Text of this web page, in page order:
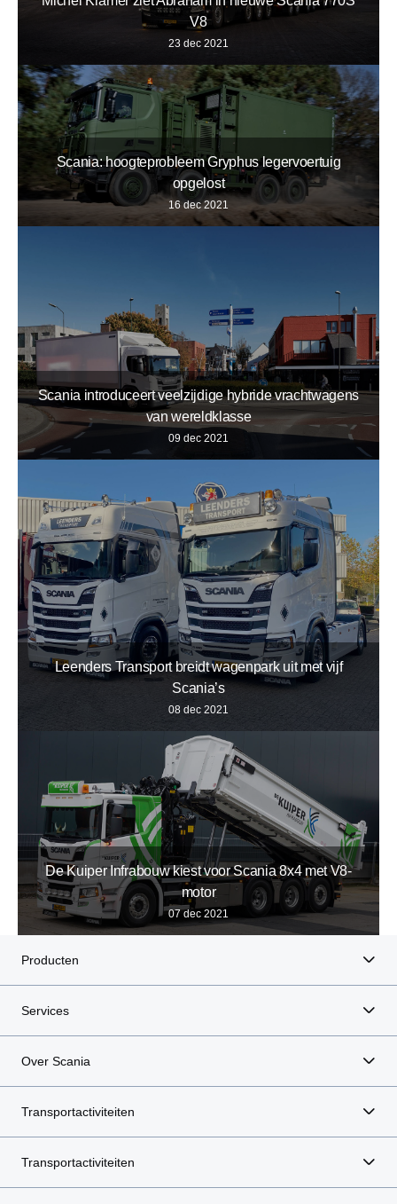
V8
23 dec 2021
Scania: hoogteprobleem Gryphus legervoertuig
opgelost
16 dec 2021
Scania introduceert veelzijdige hybride vrachtwagens
van wereldklasse
09 dec 2021
Leenders Transport breidt wagenpark uit met vijf
Scania’s
08 dec 2021
De Kuiper Infrabouw kiest voor Scania 8x4 met V8-
motor
07 dec 2021
Producten
Services
Over Scania
Transportactiviteiten
Transportactiviteiten